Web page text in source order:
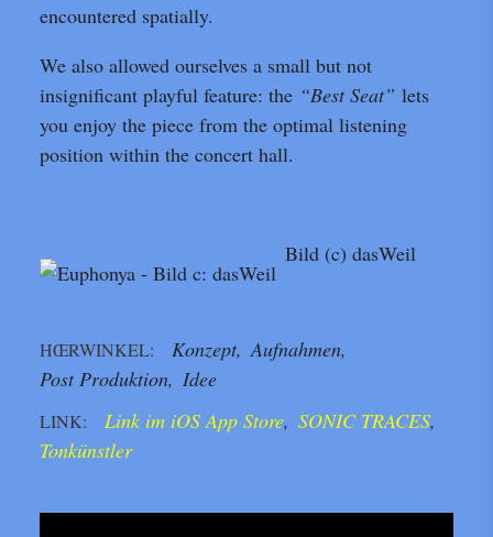
encountered spatially.
We also allowed ourselves a small but not
insignificant playful feature: the “Best Seat” lets
you enjoy the piece from the optimal listening
position within the concert hall.
Bild (c) dasWeil
HŒRWINKEL Konzept Aufnahmen
Post Produktion Idee
LINK Link im iOS App Store SONIC TRACES
Tonkünstler